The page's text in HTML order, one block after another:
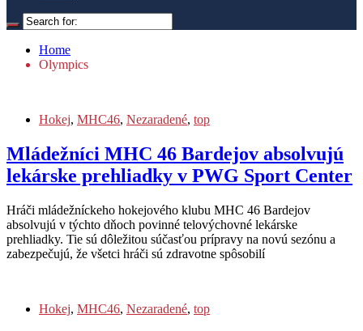
Home
Olympics
Hokej, MHC46, Nezaradené, top
Mládežníci MHC 46 Bardejov absolvujú
lekárske prehliadky v PWG Sport Center
Hráči mládežníckeho hokejového klubu MHC 46 Bardejov
absolvujú v týchto dňoch povinné telovýchovné lekárske
prehliadky. Tie sú dôležitou súčasťou prípravy na novú sezónu a
zabezpečujú, že všetci hráči sú zdravotne spôsobilí
Hokej, MHC46, Nezaradené, top